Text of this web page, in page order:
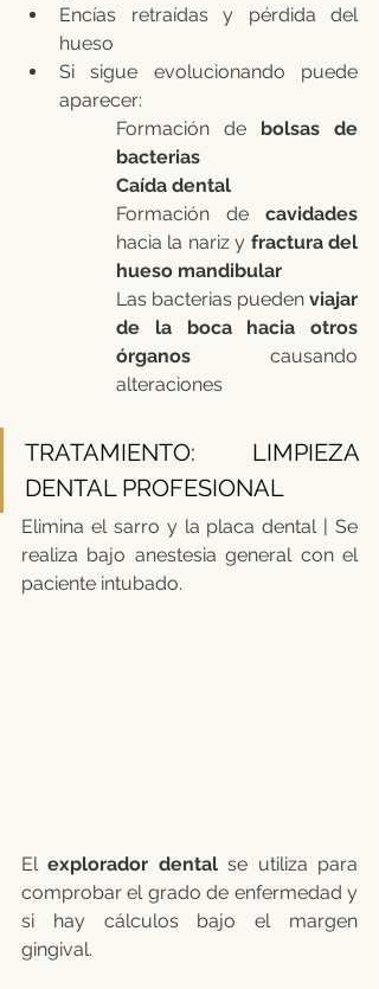
Encías retraídas y pérdida del
hueso
Si sigue evolucionando puede
aparecer:
Formación de bolsas de
bacterias
Caída dental
Formación de cavidades
hacia la nariz y fractura del
hueso mandibular
Las bacterias pueden viajar
de la boca hacia otros
órganos causando
alteraciones
TRATAMIENTO: LIMPIEZA
DENTAL PROFESIONAL
Elimina el sarro y la placa dental | Se
realiza bajo anestesia general con el
paciente intubado.
El explorador dental se utiliza para
comprobar el grado de enfermedad y
si hay cálculos bajo el margen
gingival.